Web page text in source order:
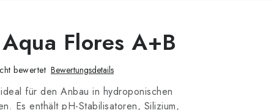
Flores A+B
bewertet Bewertungsdetails
für den Anbau in hydroponischen
Es enthält pH-Stabilisatoren, Silizium,